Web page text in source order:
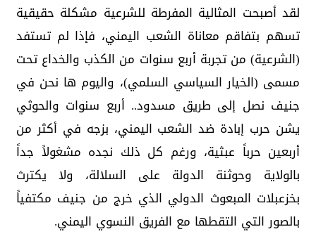
لقد أصبحت المثالية المفرطة للشرعية مشكلة حقيقية
تسهم بتفاقم معاناة الشعب اليمني، فإذا لم تستفد
(الشرعية) من تجربة أربع سنوات من الكذب والخداع تحت
مسمى (الخيار السياسي السلمي)، واليوم ها نحن في
جنيف نصل إلى طريق مسدود.. أربع سنوات والحوثي
يشن حرب إبادة ضد الشعب اليمني، بزجه في أكثر من
أربعين حرباً عبثية، ورغم كل ذلك نجده مشغولاً جداً
بالولاية وحوثنة الدولة على السلالة، ولا يكترث
بخزعبلات المبعوث الدولي الذي خرج من جنيف مكتفياً
بالصور التي التقطها مع الفريق النسوي اليمني.